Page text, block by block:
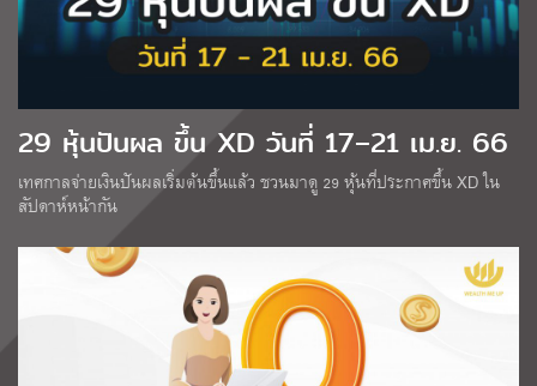
29 หุ้นปันผล ขึ้น XD วันที่ 17–21 เม.ย. 66
เทศกาลจ่ายเงินปันผลเริ่มต้นขึ้นแล้ว ชวนมาดู 29 หุ้นที่ประกาศขึ้น XD ใน
สัปดาห์หน้ากัน